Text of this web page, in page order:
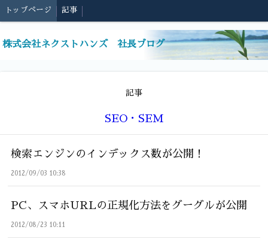
トップページ 記事
株式会社ネクストハンズ 社長ブログ
記事
SEO・SEM
検索エンジンのインデックス数が公開！
2012/09/03 10:38
PC、スマホURLの正規化方法をグーグルが公開
2012/08/23 10:11